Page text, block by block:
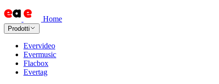
Home
Prodotti
Evervideo
Evermusic
Flacbox
Evertag